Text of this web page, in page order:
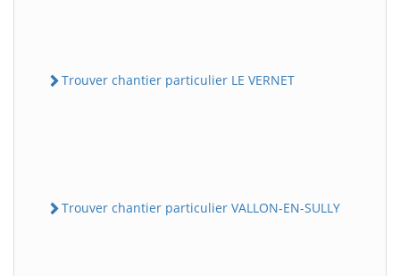
Trouver chantier particulier LE VERNET
Trouver chantier particulier VALLON-EN-SULLY